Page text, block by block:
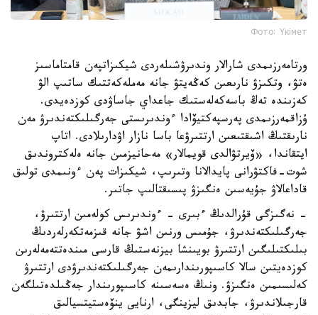
Фото: Үкімет
ورتامەرزىمدى شارالار وندىرۋشىلەردى شيكىزاتپەن قامتاماسىز
ەتۋ، وتكىزۋ نارىعىن كەڭەيتۋ جانە مەملەكەتتىك ساتىپ الۋ
كەزىندە تەڭ باسەكەلەستىك جاعداي جاساۋدى كوزدەيدى.
ۇزاقمەرزىمدى پەرسپەكتيۆادا ءوندىرىستى جەرگىلىكتەندىرۋ مەن
نارىقتىڭ اشىقتىعىن ارتتىرۋعا باسا نازار اۋدارىلادى. اتاپ
ايتقاندا، «ۆيرتۋالدى قويمالار» مەحانيزمىن جانە ەلەكتروندىق
شوت-فاكتۋرانى پايدالانا وتىرىپ، شيكىزات پەن ءونىمدى تولىق
قاداعالاۋ جۇيەسىن ەنگىزۋ پىسىقتالىپ جاتىر.
- نەگىزگى قۇرالدىڭ ءبىرى - ءوندىرىس كولەمىن ارتتىرۋ،
جەرگىلىكتەندىرۋ، جۇمىس ورنىن اشۋ جانە قىزمەتكەرلەردىڭ
بىلىكتىلىگىن ارتتىرۋ بويىنشا بيزنەستىڭ قارسى مىندەتتەمەلەرىن
كوزدەيتىن سالا كاسىپورىندارىمەن جەرگىلىكتەندىرۋدى ارتتىرۋ
كەلىسىمىن ەنگىزۋ. ونىڭ ەسەسىنە كاسىپورىندار جەڭىلدەتىلگەن
قارجىلاندىرۋ، جابدىق ليزينگى، ارنايى ينۆەستيتسيالىق